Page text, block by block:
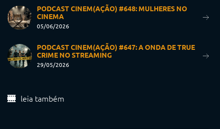
PODCAST CINEM(AÇÃO) #648: MULHERES NO
CINEMA
05/06/2026
PODCAST CINEM(AÇÃO) #647: A ONDA DE TRUE
CRIME NO STREAMING
29/05/2026
leia também